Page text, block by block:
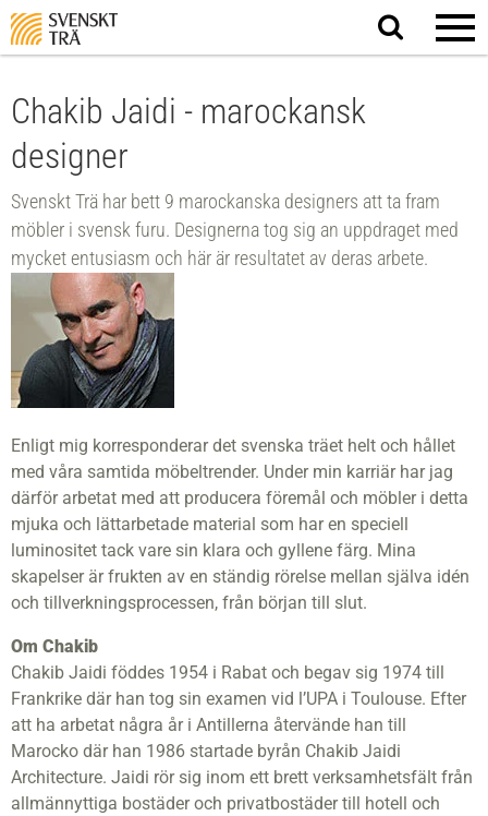
Sök
på
Chakib Jaidi - marockansk
designer
Svenskt Trä har bett 9 marockanska designers att ta fram
möbler i svensk furu. Designerna tog sig an uppdraget med
mycket entusiasm och här är resultatet av deras arbete.
Enligt mig korresponderar det svenska träet helt och hållet
med våra samtida möbeltrender. Under min karriär har jag
därför arbetat med att producera föremål och möbler i detta
mjuka och lättarbetade material som har en speciell
luminositet tack vare sin klara och gyllene färg. Mina
skapelser är frukten av en ständig rörelse mellan själva idén
och tillverkningsprocessen, från början till slut.
Om Chakib
Chakib Jaidi föddes 1954 i Rabat och begav sig 1974 till
Frankrike där han tog sin examen vid l’UPA i Toulouse. Efter
att ha arbetat några år i Antillerna återvände han till
Marocko där han 1986 startade byrån Chakib Jaidi
Architecture. Jaidi rör sig inom ett brett verksamhetsfält från
allmännyttiga bostäder och privatbostäder till hotell och